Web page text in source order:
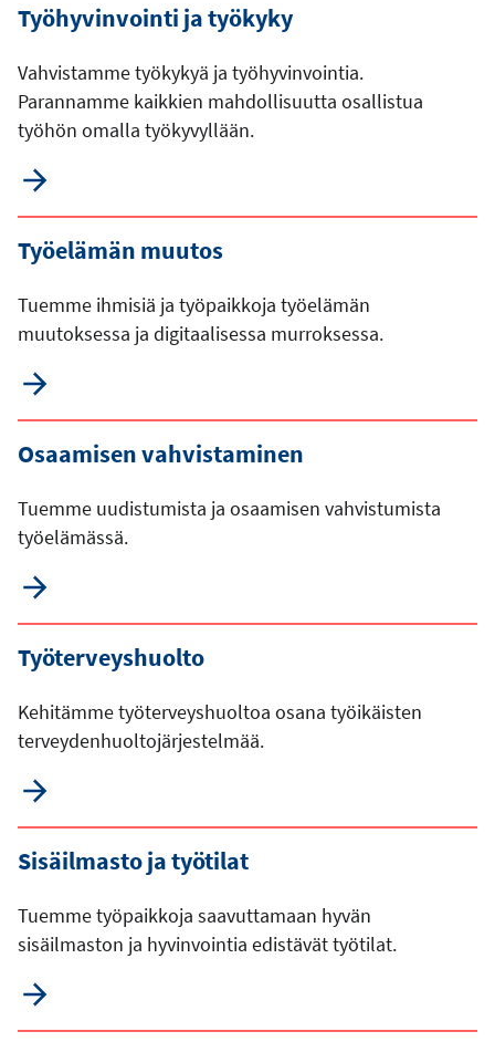
Työhyvinvointi ja työkyky
Vahvistamme työkykyä ja työhyvinvointia.
Parannamme kaikkien mahdollisuutta osallistua
työhön omalla työkyvyllään.
Työelämän muutos
Tuemme ihmisiä ja työpaikkoja työelämän
muutoksessa ja digitaalisessa murroksessa.
Osaamisen vahvistaminen
Tuemme uudistumista ja osaamisen vahvistumista
työelämässä.
Työterveyshuolto
Kehitämme työterveyshuoltoa osana työikäisten
terveydenhuoltojärjestelmää.
Sisäilmasto ja työtilat
Tuemme työpaikkoja saavuttamaan hyvän
sisäilmaston ja hyvinvointia edistävät työtilat.